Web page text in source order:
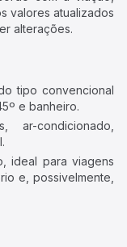
valores atualizados
alterações.
tipo convencional
e banheiro.
ar-condicionado,
ideal para viagens
e, possivelmente,